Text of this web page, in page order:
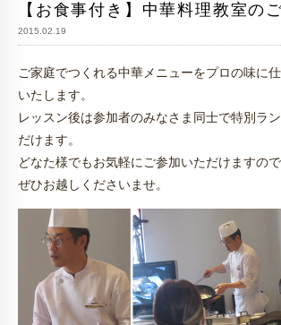
【お食事付き】中華料理教室の
2015.02.19
ご家庭でつくれる中華メニューをプロの味に
いたします。
レッスン後は参加者のみなさま同士で特別ラ
だけます。
どなた様でもお気軽にご参加いただけますので
ぜひお越しくださいませ。